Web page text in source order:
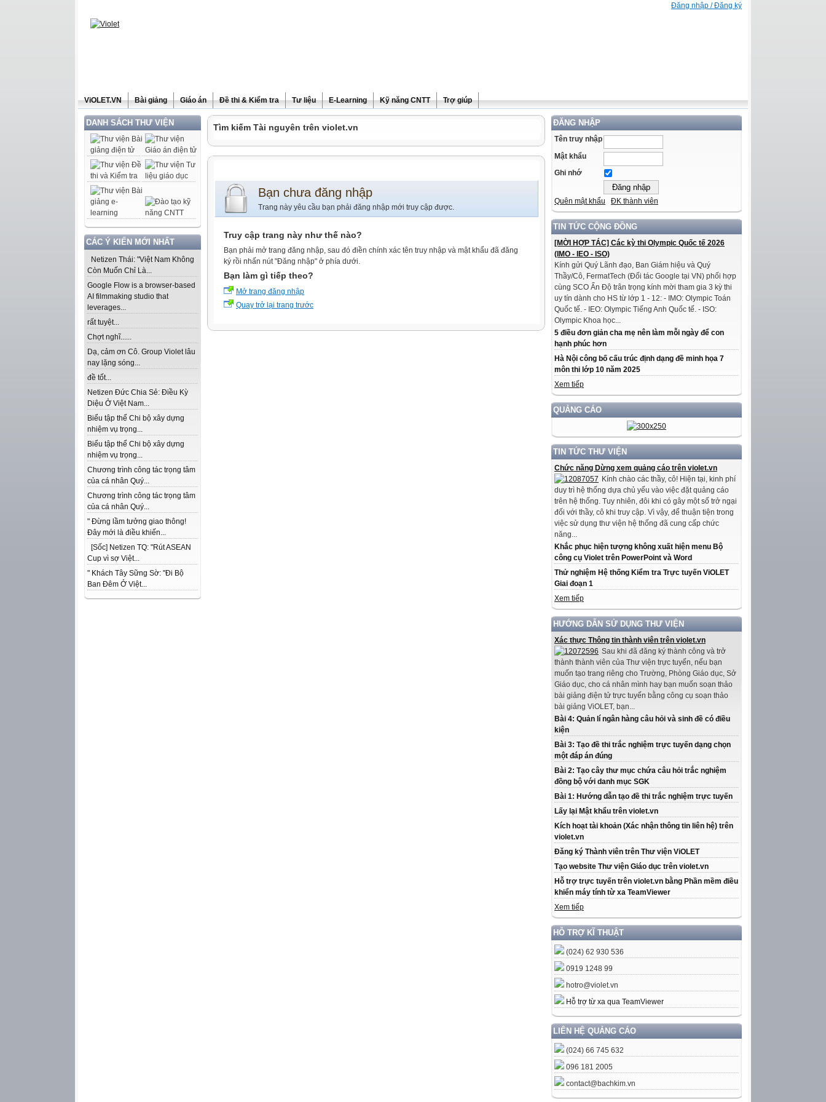
Đăng nhập / Đăng ký
ViOLET.VN Bài giảng Giáo án Đề thi & Kiểm tra Tư liệu E-Learning Kỹ năng CNTT Trợ giúp
DANH SÁCH THƯ VIỆN
CÁC Ý KIẾN MỚI NHẤT
Netizen Thái: "Việt Nam Không
Còn Muốn Chỉ Là...
Google Flow is a browser-based
AI filmmaking studio that
leverages...
rất tuyệt...
Chợt nghĩ......
Dạ, cảm ơn Cô. Group Violet lâu
nay lặng sóng...
đề tốt...
Netizen Đức Chia Sẻ: Điều Kỳ
Diệu Ở Việt Nam...
Biểu tập thể Chi bộ xây dựng
nhiệm vụ trọng...
Biểu tập thể Chi bộ xây dựng
nhiệm vụ trọng...
Chương trình công tác trọng tâm
của cá nhân Quý...
Chương trình công tác trọng tâm
của cá nhân Quý...
" Đừng lầm tưởng giao thông!
Đây mới là điều khiến...
[Sốc] Netizen TQ: "Rút ASEAN
Cup vì sợ Việt...
" Khách Tây Sững Sờ: "Đi Bộ
Ban Đêm Ở Việt...
ĐĂNG NHẬP
Tên truy nhập
Mật khẩu
Ghi nhớ
Quên mật khẩu ĐK thành viên
TIN TỨC CỘNG ĐỒNG
[MỜI HỢP TÁC] Các kỳ thi Olympic Quốc tế 2026
(IMO - IEO - ISO)
Kính gửi Quý Lãnh đạo, Ban Giám hiệu và Quý
Thầy/Cô, FermatTech (Đối tác Google tại VN) phối hợp
cùng SCO Ấn Độ trân trọng kính mời tham gia 3 kỳ thi
uy tín dành cho HS từ lớp 1 - 12: - IMO: Olympic Toán
Quốc tế. - IEO: Olympic Tiếng Anh Quốc tế. - ISO:
Olympic Khoa học...
5 điều đơn giản cha mẹ nên làm mỗi ngày để con
hạnh phúc hơn
Hà Nội công bố cấu trúc định dạng đề minh họa 7
môn thi lớp 10 năm 2025
Xem tiếp
QUẢNG CÁO
TIN TỨC THƯ VIỆN
Chức năng Dừng xem quảng cáo trên violet.vn
Kính chào các thầy, cô! Hiện tại, kinh phí
duy trì hệ thống dựa chủ yếu vào việc đặt quảng cáo
trên hệ thống. Tuy nhiên, đôi khi có gây một số trở ngại
đối với thầy, cô khi truy cập. Vì vậy, để thuận tiện trong
việc sử dụng thư viện hệ thống đã cung cấp chức
năng...
Khắc phục hiện tượng không xuất hiện menu Bộ
công cụ Violet trên PowerPoint và Word
Thử nghiệm Hệ thống Kiểm tra Trực tuyến ViOLET
Giai đoạn 1
Xem tiếp
HƯỚNG DẪN SỬ DỤNG THƯ VIỆN
Xác thực Thông tin thành viên trên violet.vn
Sau khi đã đăng ký thành công và trở
thành thành viên của Thư viện trực tuyến, nếu bạn
muốn tạo trang riêng cho Trường, Phòng Giáo dục, Sở
Giáo dục, cho cá nhân mình hay bạn muốn soạn thảo
bài giảng điện tử trực tuyến bằng công cụ soạn thảo
bài giảng ViOLET, bạn...
Bài 4: Quản lí ngân hàng câu hỏi và sinh đề có điều
kiện
Bài 3: Tạo đề thi trắc nghiệm trực tuyến dạng chọn
một đáp án đúng
Bài 2: Tạo cây thư mục chứa câu hỏi trắc nghiệm
đồng bộ với danh mục SGK
Bài 1: Hướng dẫn tạo đề thi trắc nghiệm trực tuyến
Lấy lại Mật khẩu trên violet.vn
Kích hoạt tài khoản (Xác nhận thông tin liên hệ) trên
violet.vn
Đăng ký Thành viên trên Thư viện ViOLET
Tạo website Thư viện Giáo dục trên violet.vn
Hỗ trợ trực tuyến trên violet.vn bằng Phần mềm điều
khiển máy tính từ xa TeamViewer
Xem tiếp
HỖ TRỢ KĨ THUẬT
(024) 62 930 536
0919 1248 99
hotro@violet.vn
Hỗ trợ từ xa qua TeamViewer
LIÊN HỆ QUẢNG CÁO
(024) 66 745 632
096 181 2005
contact@bachkim.vn
Tìm kiếm Tài nguyên trên violet.vn
Bạn chưa đăng nhập
Trang này yêu cầu bạn phải đăng nhập mới truy cập được.
Truy cập trang này như thế nào?
Bạn phải mở trang đăng nhập, sau đó điền chính xác tên truy nhập và mật khẩu đã đăng
ký rồi nhấn nút "Đăng nhập" ở phía dưới.
Bạn làm gì tiếp theo?
Mở trang đăng nhập
Quay trở lại trang trước